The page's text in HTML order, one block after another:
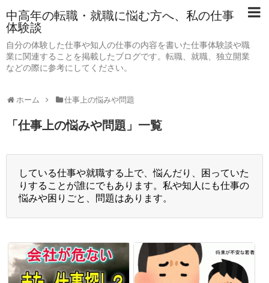
中高年の転職・就職に悩む方へ、私の仕事
体験談
自分の体験した仕事や知人の仕事の内容を書いた仕事体験談や職
業に関連することを掲載したブログです。転職、就職、独立開業
などの際に参考にしてください。
ホーム 仕事上の悩みや問題
「仕事上の悩みや問題 」 一覧
している仕事や就職する上で、悩んだり、困っていた
りすることが誰にでもあります。私や知人にも仕事の
悩みや困りごと、問題はあります。